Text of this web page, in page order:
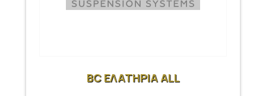
BC ΕΛΑΤΗΡΙΑ ALL